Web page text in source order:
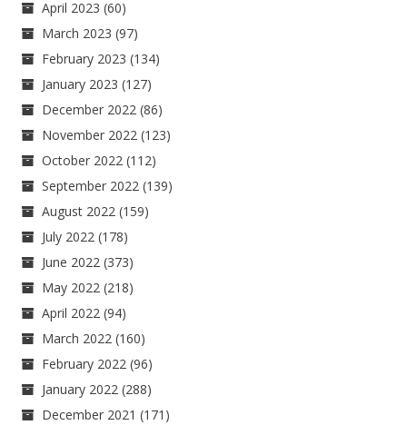
April 2023 (60)
March 2023 (97)
February 2023 (134)
January 2023 (127)
December 2022 (86)
November 2022 (123)
October 2022 (112)
September 2022 (139)
August 2022 (159)
July 2022 (178)
June 2022 (373)
May 2022 (218)
April 2022 (94)
March 2022 (160)
February 2022 (96)
January 2022 (288)
December 2021 (171)